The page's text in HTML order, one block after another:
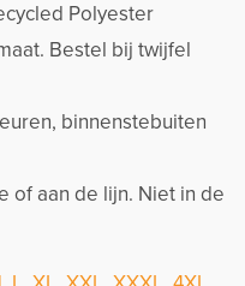
Polyester
Bestel bij twijfel
binnenstebuiten
of aan de lijn. Niet in de